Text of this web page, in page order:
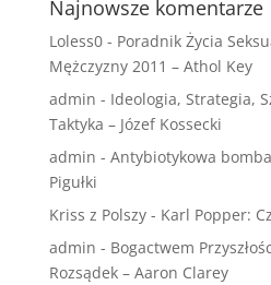
Najnowsze komentarze
Loless0- Poradnik Życia
Mężczyzny 2011 – Athol Key
admin - Ideologia, Strategia,
Taktyka – Józef Kossecki
admin - Antybiotykowa
Pigułki
Kriss z Polszy- Karl Popper:
admin - Bogactwem
Rozsądek – Aaron Clarey